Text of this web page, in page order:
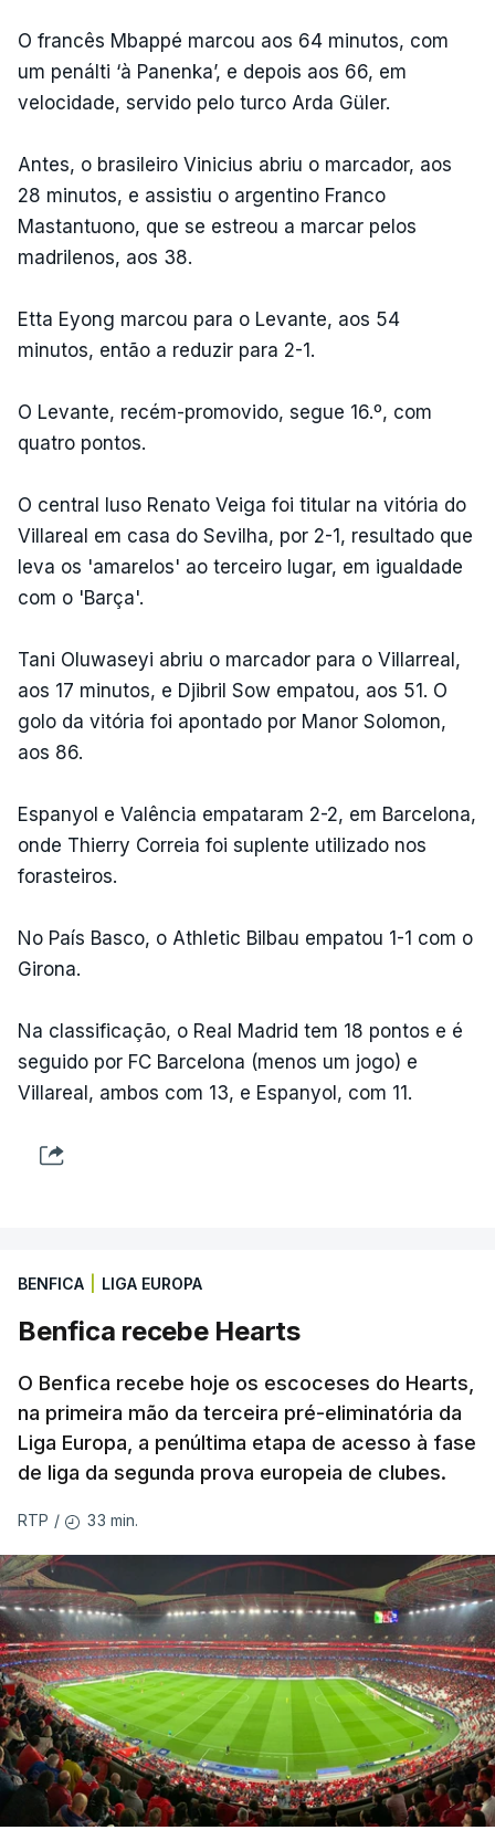
O francês Mbappé marcou aos 64 minutos, com
um penálti ‘à Panenka’, e depois aos 66, em
velocidade, servido pelo turco Arda Güler.
Antes, o brasileiro Vinicius abriu o marcador, aos
28 minutos, e assistiu o argentino Franco
Mastantuono, que se estreou a marcar pelos
madrilenos, aos 38.
Etta Eyong marcou para o Levante, aos 54
minutos, então a reduzir para 2-1.
O Levante, recém-promovido, segue 16.º, com
quatro pontos.
O central luso Renato Veiga foi titular na vitória do
Villareal em casa do Sevilha, por 2-1, resultado que
leva os 'amarelos' ao terceiro lugar, em igualdade
com o 'Barça'.
Tani Oluwaseyi abriu o marcador para o Villarreal,
aos 17 minutos, e Djibril Sow empatou, aos 51. O
golo da vitória foi apontado por Manor Solomon,
aos 86.
Espanyol e Valência empataram 2-2, em Barcelona,
onde Thierry Correia foi suplente utilizado nos
forasteiros.
No País Basco, o Athletic Bilbau empatou 1-1 com o
Girona.
Na classificação, o Real Madrid tem 18 pontos e é
seguido por FC Barcelona (menos um jogo) e
Villareal, ambos com 13, e Espanyol, com 11.
BENFICA LIGA EUROPA
Benfica recebe Hearts
O Benfica recebe hoje os escoceses do Hearts,
na primeira mão da terceira pré-eliminatória da
Liga Europa, a penúltima etapa de acesso à fase
de liga da segunda prova europeia de clubes.
RTP / 33 min.